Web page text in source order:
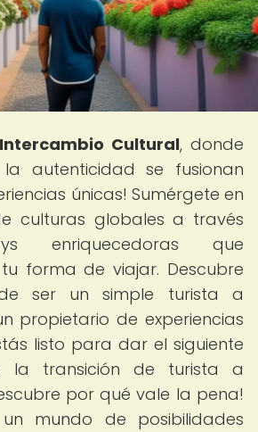
Intercambio Cultural, donde
autenticidad se fusionan
únicas! Sumérgete en
culturas globales a través
enriquecedoras que
forma de viajar. Descubre
ser un simple turista a
propietario de experiencias
listo para dar el siguiente
la transición de turista a
por qué vale la pena!
mundo de posibilidades